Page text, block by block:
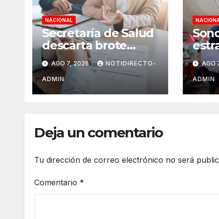
NACIONAL
Secretaría de Salud
descarta brote
activo de
ciclosporiasis en
México y pide
tranquilidad a la
AGO 7, 2026 NOTIDIRECTO-
ADMIN
deAGO
ADMIN
Deja un comentario
Tu dirección de correo electrónico no será
Comentario *